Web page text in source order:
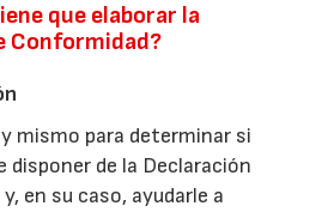
que elaborar la
Conformidad?
mismo para determinar si
disponer de la Declaración
en su caso, ayudarle a